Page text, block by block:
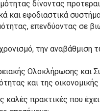
δίνοντας
και εφοδιαστικά
επενδύοντας σε
την αναβάθμιση
Ολοκλήρωσης και
και της
καλές πρακτικές που